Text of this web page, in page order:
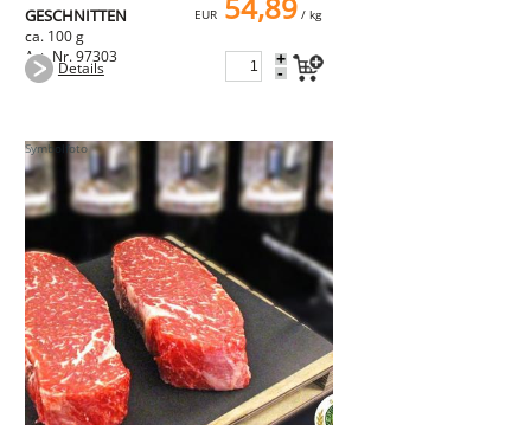
GESCHNITTEN
ca. 100 g
Art. Nr. 97303
EUR 54,89/ kg
Details +
-